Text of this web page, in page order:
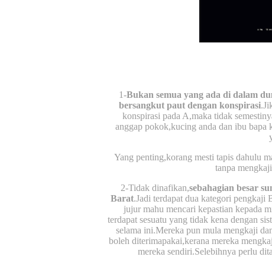
1-Bukan semua yang ada di dalam
bersangkut paut dengan konspirasi
konspirasi pada A,maka tidak
anggap pokok,kucing anda dan ibu bapa
Yang penting,korang mesti tapis dahulu
tanpa
2-Tidak dinafikan,sebahagian besar
Barat.Jadi terdapat dua kategori pengkaji
jujur mahu mencari kepastian kepada
terdapat sesuatu yang tidak kena dengan
selama ini.Mereka pun mula mengkaji
boleh diterimapakai,kerana mereka
mereka sendiri.Selebihnya perlu